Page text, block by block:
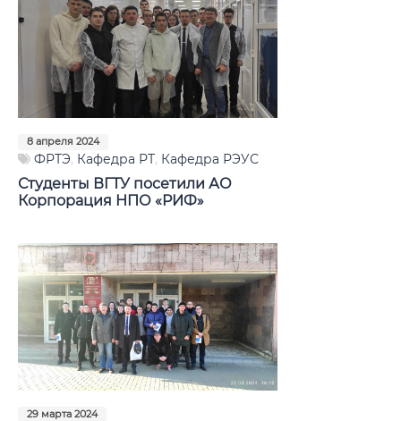
8 апреля 2024
ФРТЭ, Кафедра РТ, Кафедра РЭУС
Студенты ВГТУ посетили АО
Корпорация НПО «РИФ»
29 марта 2024